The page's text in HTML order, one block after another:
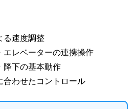
る速度調整
エレベーターの連携操作
降下の基本動作
合わせたコントロール